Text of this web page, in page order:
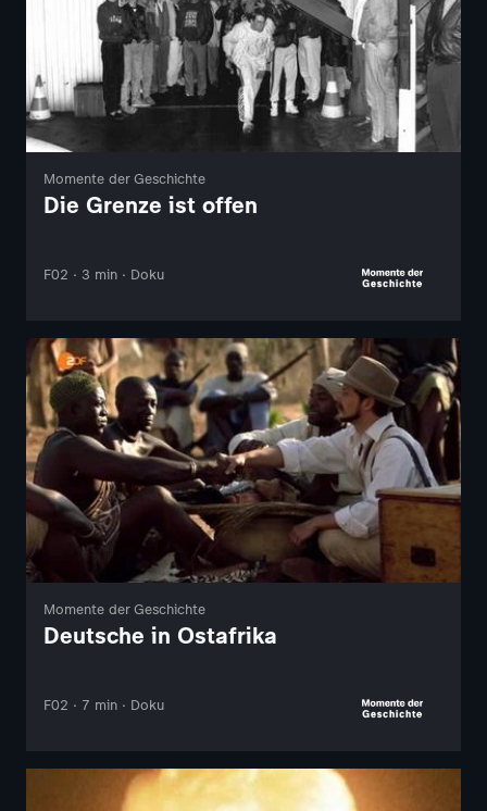
Momente der Geschichte
Die Grenze ist offen
F02 · 3 min · Doku
Momente der Geschichte
Deutsche in Ostafrika
F02 · 7 min · Doku